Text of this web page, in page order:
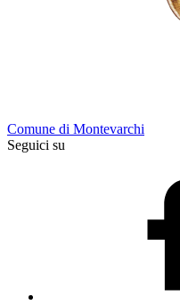
Comune di Montevarchi
Seguici su